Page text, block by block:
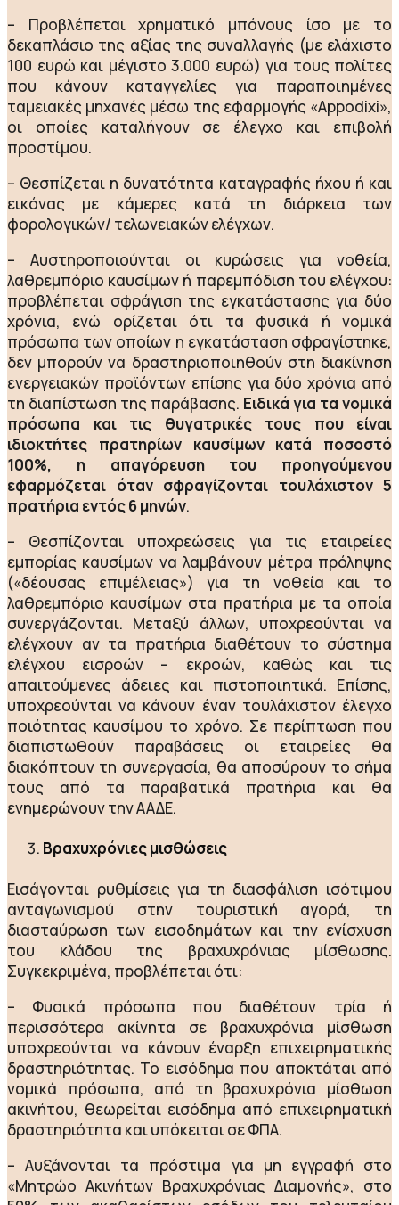
– Προβλέπεται χρηματικό μπόνους ίσο με το
δεκαπλάσιο της αξίας της συναλλαγής (με ελάχιστο
100 ευρώ και μέγιστο 3.000 ευρώ) για τους πολίτες
που κάνουν καταγγελίες για παραποιημένες
ταμειακές μηχανές μέσω της εφαρμογής «Appodixi»,
οι οποίες καταλήγουν σε έλεγχο και επιβολή
προστίμου.
– Θεσπίζεται η δυνατότητα καταγραφής ήχου ή και
εικόνας με κάμερες κατά τη διάρκεια των
φορολογικών/ τελωνειακών ελέγχων.
– Αυστηροποιούνται οι κυρώσεις για νοθεία,
λαθρεμπόριο καυσίμων ή παρεμπόδιση του ελέγχου:
προβλέπεται σφράγιση της εγκατάστασης για δύο
χρόνια, ενώ ορίζεται ότι τα φυσικά ή νομικά
πρόσωπα των οποίων η εγκατάσταση σφραγίστηκε,
δεν μπορούν να δραστηριοποιηθούν στη διακίνηση
ενεργειακών προϊόντων επίσης για δύο χρόνια από
τη διαπίστωση της παράβασης. Ειδικά για τα νομικά
πρόσωπα και τις θυγατρικές τους που είναι
ιδιοκτήτες πρατηρίων καυσίμων κατά ποσοστό
100%, η απαγόρευση του προηγούμενου
εφαρμόζεται όταν σφραγίζονται τουλάχιστον 5
πρατήρια εντός 6 μηνών.
– Θεσπίζονται υποχρεώσεις για τις εταιρείες
εμπορίας καυσίμων να λαμβάνουν μέτρα πρόληψης
(«δέουσας επιμέλειας») για τη νοθεία και το
λαθρεμπόριο καυσίμων στα πρατήρια με τα οποία
συνεργάζονται. Μεταξύ άλλων, υποχρεούνται να
ελέγχουν αν τα πρατήρια διαθέτουν το σύστημα
ελέγχου εισροών – εκροών, καθώς και τις
απαιτούμενες άδειες και πιστοποιητικά. Επίσης,
υποχρεούνται να κάνουν έναν τουλάχιστον έλεγχο
ποιότητας καυσίμου το χρόνο. Σε περίπτωση που
διαπιστωθούν παραβάσεις οι εταιρείες θα
διακόπτουν τη συνεργασία, θα αποσύρουν το σήμα
τους από τα παραβατικά πρατήρια και θα
ενημερώνουν την ΑΑΔΕ.
Βραχυχρόνιες μισθώσεις
Εισάγονται ρυθμίσεις για τη διασφάλιση ισότιμου
ανταγωνισμού στην τουριστική αγορά, τη
διασταύρωση των εισοδημάτων και την ενίσχυση
του κλάδου της βραχυχρόνιας μίσθωσης.
Συγκεκριμένα, προβλέπεται ότι:
– Φυσικά πρόσωπα που διαθέτουν τρία ή
περισσότερα ακίνητα σε βραχυχρόνια μίσθωση
υποχρεούνται να κάνουν έναρξη επιχειρηματικής
δραστηριότητας. Το εισόδημα που αποκτάται από
νομικά πρόσωπα, από τη βραχυχρόνια μίσθωση
ακινήτου, θεωρείται εισόδημα από επιχειρηματική
δραστηριότητα και υπόκειται σε ΦΠΑ.
– Αυξάνονται τα πρόστιμα για μη εγγραφή στο
«Μητρώο Ακινήτων Βραχυχρόνιας Διαμονής», στο